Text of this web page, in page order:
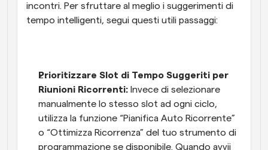
incontri. Per sfruttare al meglio i suggerimenti di
tempo intelligenti, segui questi utili passaggi:
Prioritizzare Slot di Tempo Suggeriti per
Riunioni Ricorrenti: Invece di selezionare
manualmente lo stesso slot ad ogni ciclo,
utilizza la funzione “Pianifica Auto Ricorrente”
o “Ottimizza Ricorrenza” del tuo strumento di
programmazione se disponibile. Quando avvii